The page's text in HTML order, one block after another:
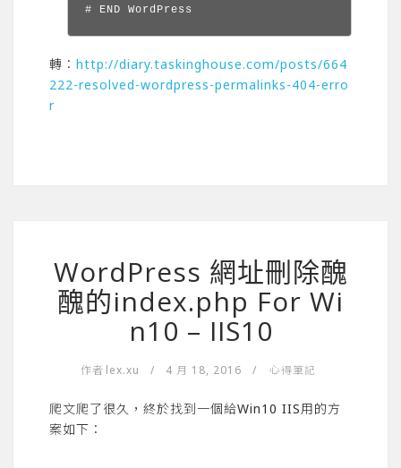
轉： http://diary.taskinghouse.com/posts/664
222-resolved-wordpress-permalinks-404-erro
r
WordPress 網址刪除醜
醜的index.php For Wi
n10 – IIS10
作者 lex.xu / 4 月 18, 2016 / 心得筆記
爬文爬了很久，終於找到一個給Win10 IIS用的方
案如下：